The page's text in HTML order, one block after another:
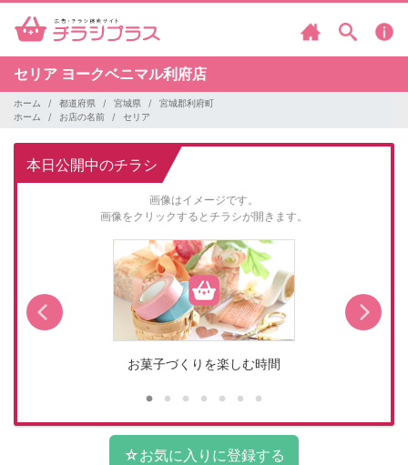
セリア ヨークベニマル利府店
ホーム 都道府県 宮城県
宮城郡利府町
ホーム
お店の名前 セリア
本日公開中のチラシ
画像はイメージです。
画像をクリックするとチラシが開きます。
お菓子づくりを楽しむ時間